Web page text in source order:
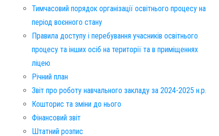
Тимчасовий порядок організації освітнього процесу на
період воєнного стану
Правила доступу і перебування учасників освітнього
процесу та інших осіб на території та в приміщеннях
ліцею
Річний план
Звіт про роботу навчального закладу за 2024-2025 н.р.
Кошторис та зміни до нього
Фінансовий звіт​
Штатний розпис​